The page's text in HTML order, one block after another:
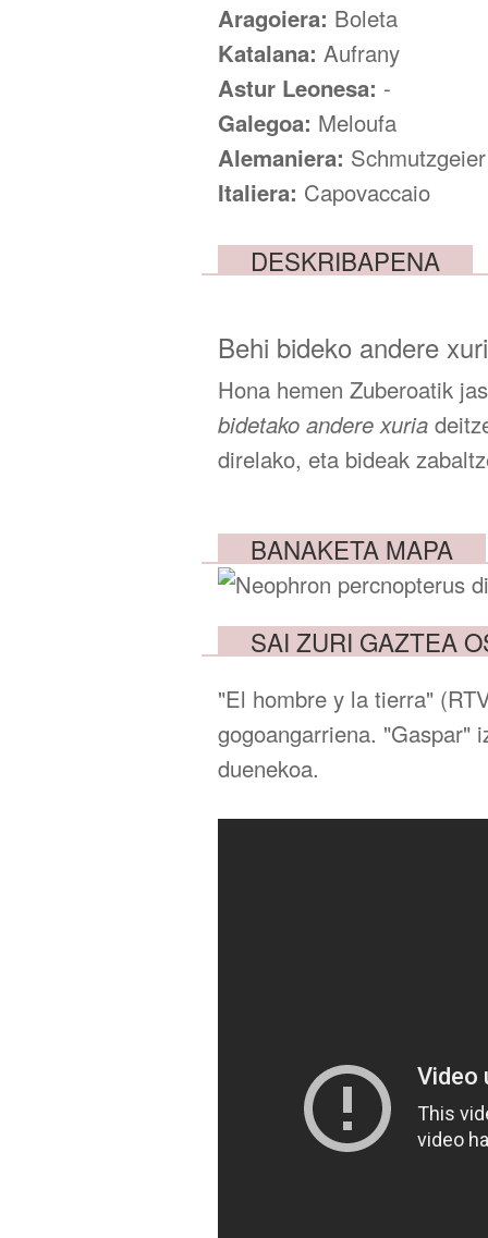
Aragoiera: Boleta
Katalana: Aufrany
Astur Leonesa: -
Galegoa: Meloufa
Alemaniera: Schmutzgeier
Italiera: Capovaccaio
DESKRIBAPENA
Behi bideko andere
Hona hemen Zuberoatik
bidetako andere xuria
direlako, eta bideak
BANAKETA MAPA
SAI ZURI GAZTEA
"El hombre y la tierra"
gogoangarriena. "Gaspar"
duenekoa.